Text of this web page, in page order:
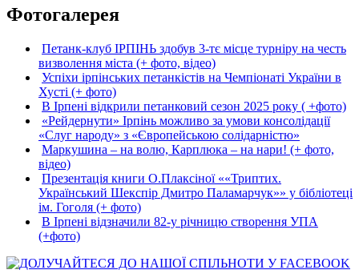
Фотогалерея
Петанк-клуб ІРПІНЬ здобув 3-тє місце турніру на честь
визволення міста (+ фото, відео)
Успіхи ірпінських петанкістів на Чемпіонаті України в
Хусті (+ фото)
В Ірпені відкрили петанковий сезон 2025 року ( +фото)
«Рейдернути» Ірпінь можливо за умови консолідації
«Слуг народу» з «Європейською солідарністю»
Маркушина – на волю, Карплюка – на нари! (+ фото,
відео)
Презентація книги О.Плаксіної ««Триптих.
Український Шекспір Дмитро Паламарчук»» у бібліотеці
ім. Гоголя (+ фото)
В Ірпені відзначили 82-у річницю створення УПА
(+фото)